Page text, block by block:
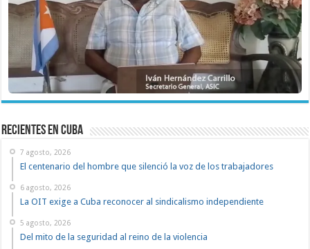
recientes en cuba
7 agosto, 2026
El centenario del hombre que silenció la voz de los trabajadores
6 agosto, 2026
La OIT exige a Cuba reconocer al sindicalismo independiente
5 agosto, 2026
Del mito de la seguridad al reino de la violencia